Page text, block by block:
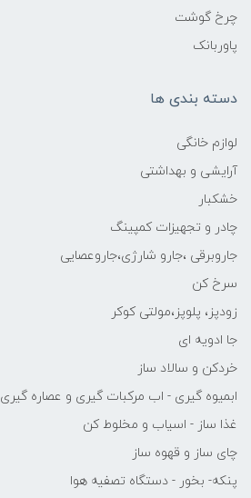
چرخ گوشت
پاوربانک
دسته بندی ها
لوازم خانگی
آرایشی و بهداشتی
خشکبار
چادر و تجهیزات کمپینگ
جاروبرقی ،جارو شارژی،جاروعصایی
سرخ کن
زودپز، پلوپز،مولتی کوکر
جا ادویه ای
خردکن و سالاد ساز
ابمیوه گیری - اب مرکبات گیری و عصاره گیری
غذا ساز - اسیاب و مخلوط کن
چای ساز و قهوه ساز
پنکه- بخور - دستگاه تصفیه هوا